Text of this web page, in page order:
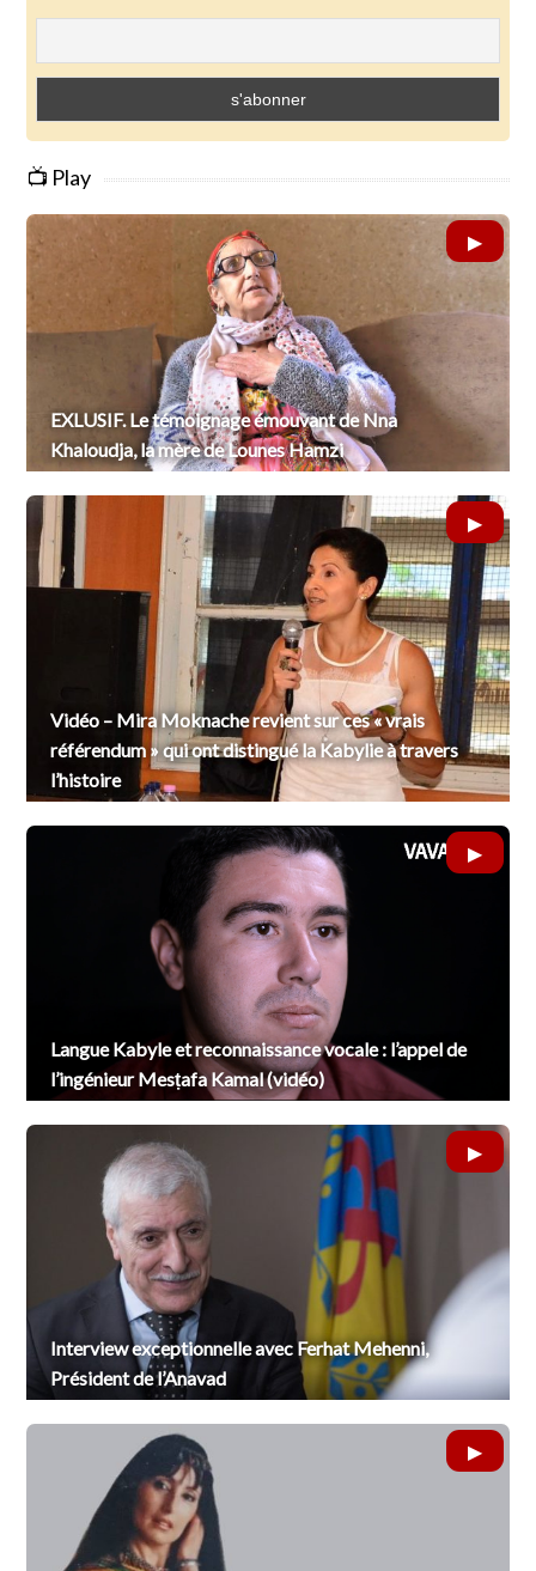
📺 Play
EXLUSIF. Le témoignage émouvant de Nna
Khaloudja, la mère de Lounes Hamzi
Vidéo – Mira Moknache revient sur ces « vrais
référendum » qui ont distingué la Kabylie à travers
l’histoire
Langue Kabyle et reconnaissance vocale : l’appel de
l’ingénieur Mesṭafa Kamal (vidéo)
Interview exceptionnelle avec Ferhat Mehenni,
Président de l’Anavad